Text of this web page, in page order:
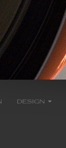
design